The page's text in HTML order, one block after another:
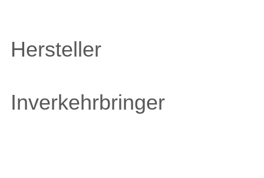
Hersteller
Inverkehrbringer